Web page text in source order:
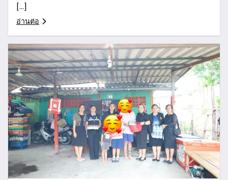
[…]
อ่านต่อ